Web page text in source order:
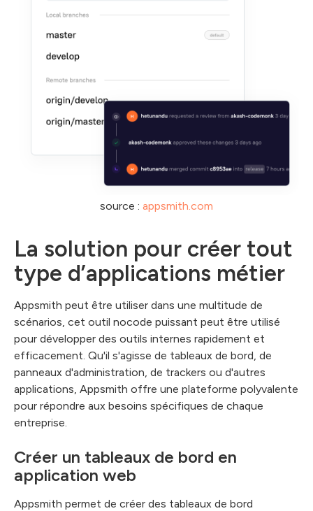
source : appsmith.com
La solution pour créer tout
type d’applications métier
Appsmith peut être utiliser dans une multitude de
scénarios, cet outil nocode puissant peut être utilisé
pour développer des outils internes rapidement et
efficacement. Qu'il s'agisse de tableaux de bord, de
panneaux d'administration, de trackers ou d'autres
applications, Appsmith offre une plateforme polyvalente
pour répondre aux besoins spécifiques de chaque
entreprise.
Créer un tableaux de bord en
application web
Appsmith permet de créer des tableaux de bord